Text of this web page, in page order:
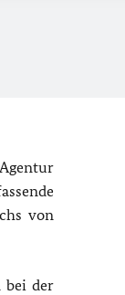
von
bei der